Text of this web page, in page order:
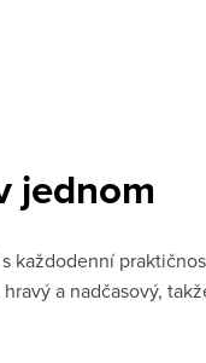
jednom
každodenní
a nadčasový,